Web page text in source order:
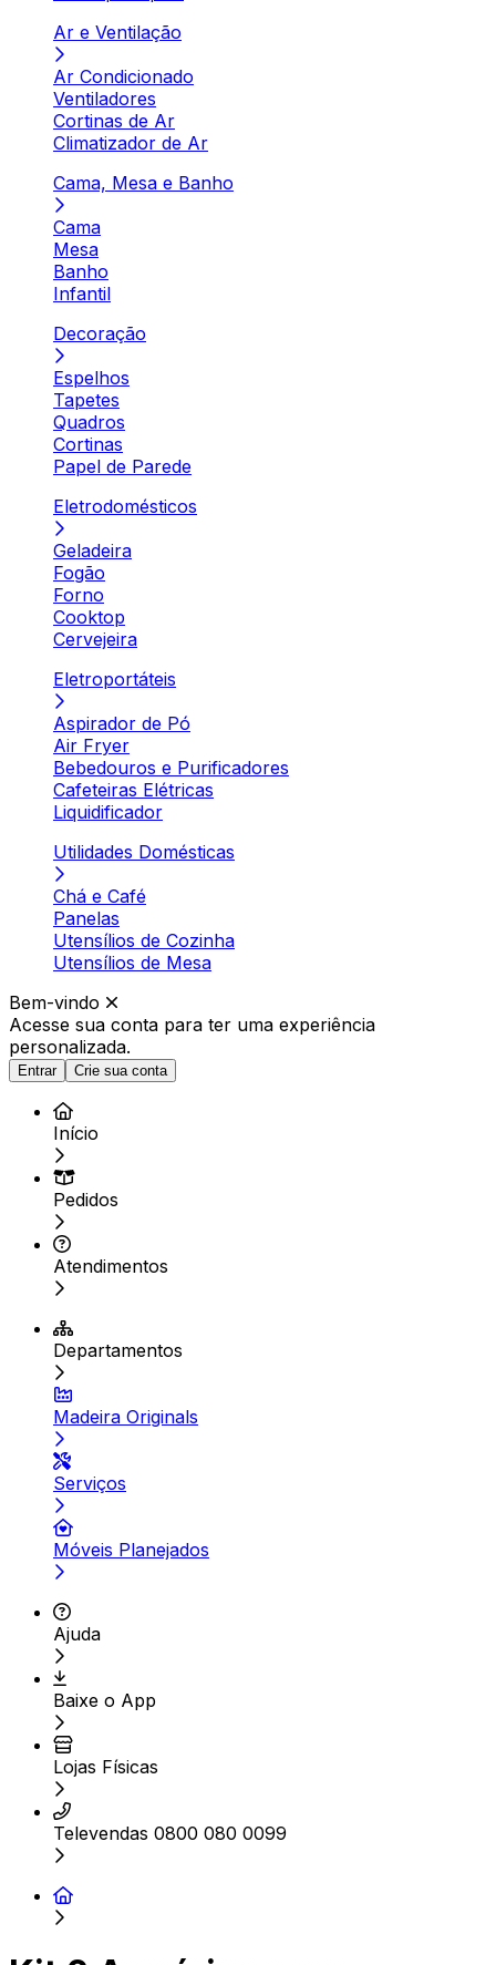
Ar e Ventilação
Ar Condicionado
Ventiladores
Cortinas de Ar
Climatizador de Ar
Cama, Mesa e Banho
Cama
Mesa
Banho
Infantil
Decoração
Espelhos
Tapetes
Quadros
Cortinas
Papel de Parede
Eletrodomésticos
Geladeira
Fogão
Forno
Cooktop
Cervejeira
Eletroportáteis
Aspirador de Pó
Air Fryer
Bebedouros e Purificadores
Cafeteiras Elétricas
Liquidificador
Utilidades Domésticas
Chá e Café
Panelas
Utensílios de Cozinha
Utensílios de Mesa
Bem-vindo
Acesse sua conta para ter uma experiência
personalizada.
Entrar Crie sua conta
Início
Pedidos
Atendimentos
Departamentos
Madeira Originals
Serviços
Móveis Planejados
Ajuda
Baixe o App
Lojas Físicas
Televendas 0800 080 0099